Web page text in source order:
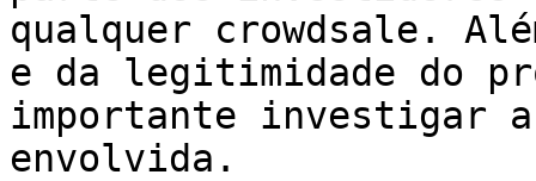
qualquer crowdsale.
e da legitimidade do
importante investigar
envolvida.